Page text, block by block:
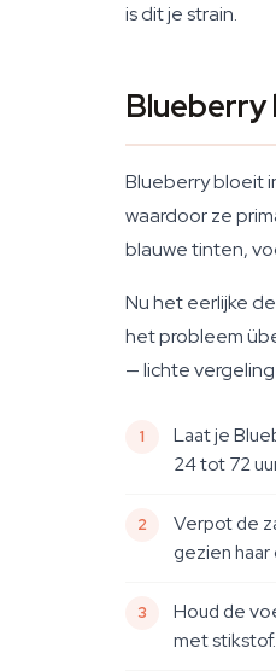
is dit je strain.
Blueberry bloeit
waardoor ze
blauwe tinten,
Nu het eerlijke
het probleem
— lichte
Laat je
24 tot 72
Verpot de
gezien
Houd de
met